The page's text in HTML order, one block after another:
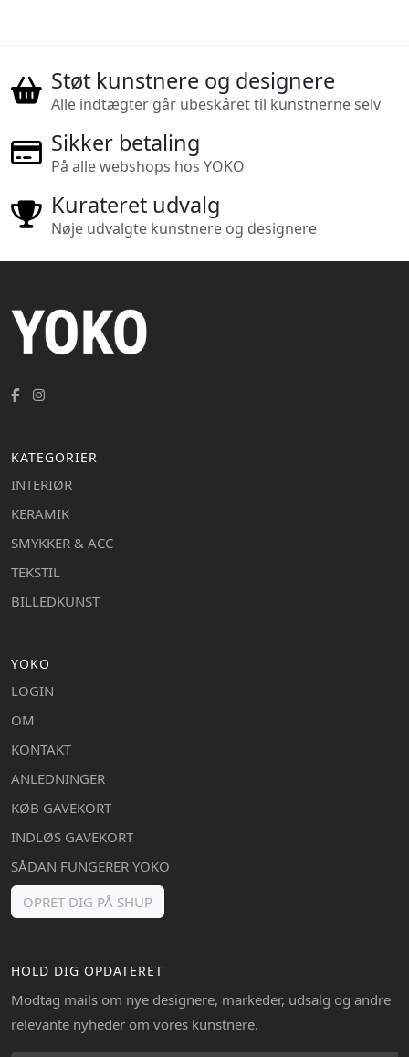
Støt kunstnere og designere
Alle indtægter går ubeskåret til kunstnerne selv
Sikker betaling
På alle webshops hos YOKO
Kurateret udvalg
Nøje udvalgte kunstnere og designere
KATEGORIER
INTERIØR
KERAMIK
SMYKKER & ACC
TEKSTIL
BILLEDKUNST
YOKO
LOGIN
OM
KONTAKT
ANLEDNINGER
KØB GAVEKORT
INDLØS GAVEKORT
SÅDAN FUNGERER YOKO
OPRET DIG PÅ SHUP
HOLD DIG OPDATERET
Modtag mails om nye designere, markeder, udsalg og andre
relevante nyheder om vores kunstnere.